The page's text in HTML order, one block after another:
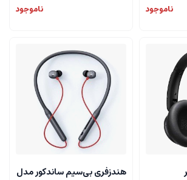
ناموجود ناموجود
هندزفری بی‌سیم ساندکور مدل